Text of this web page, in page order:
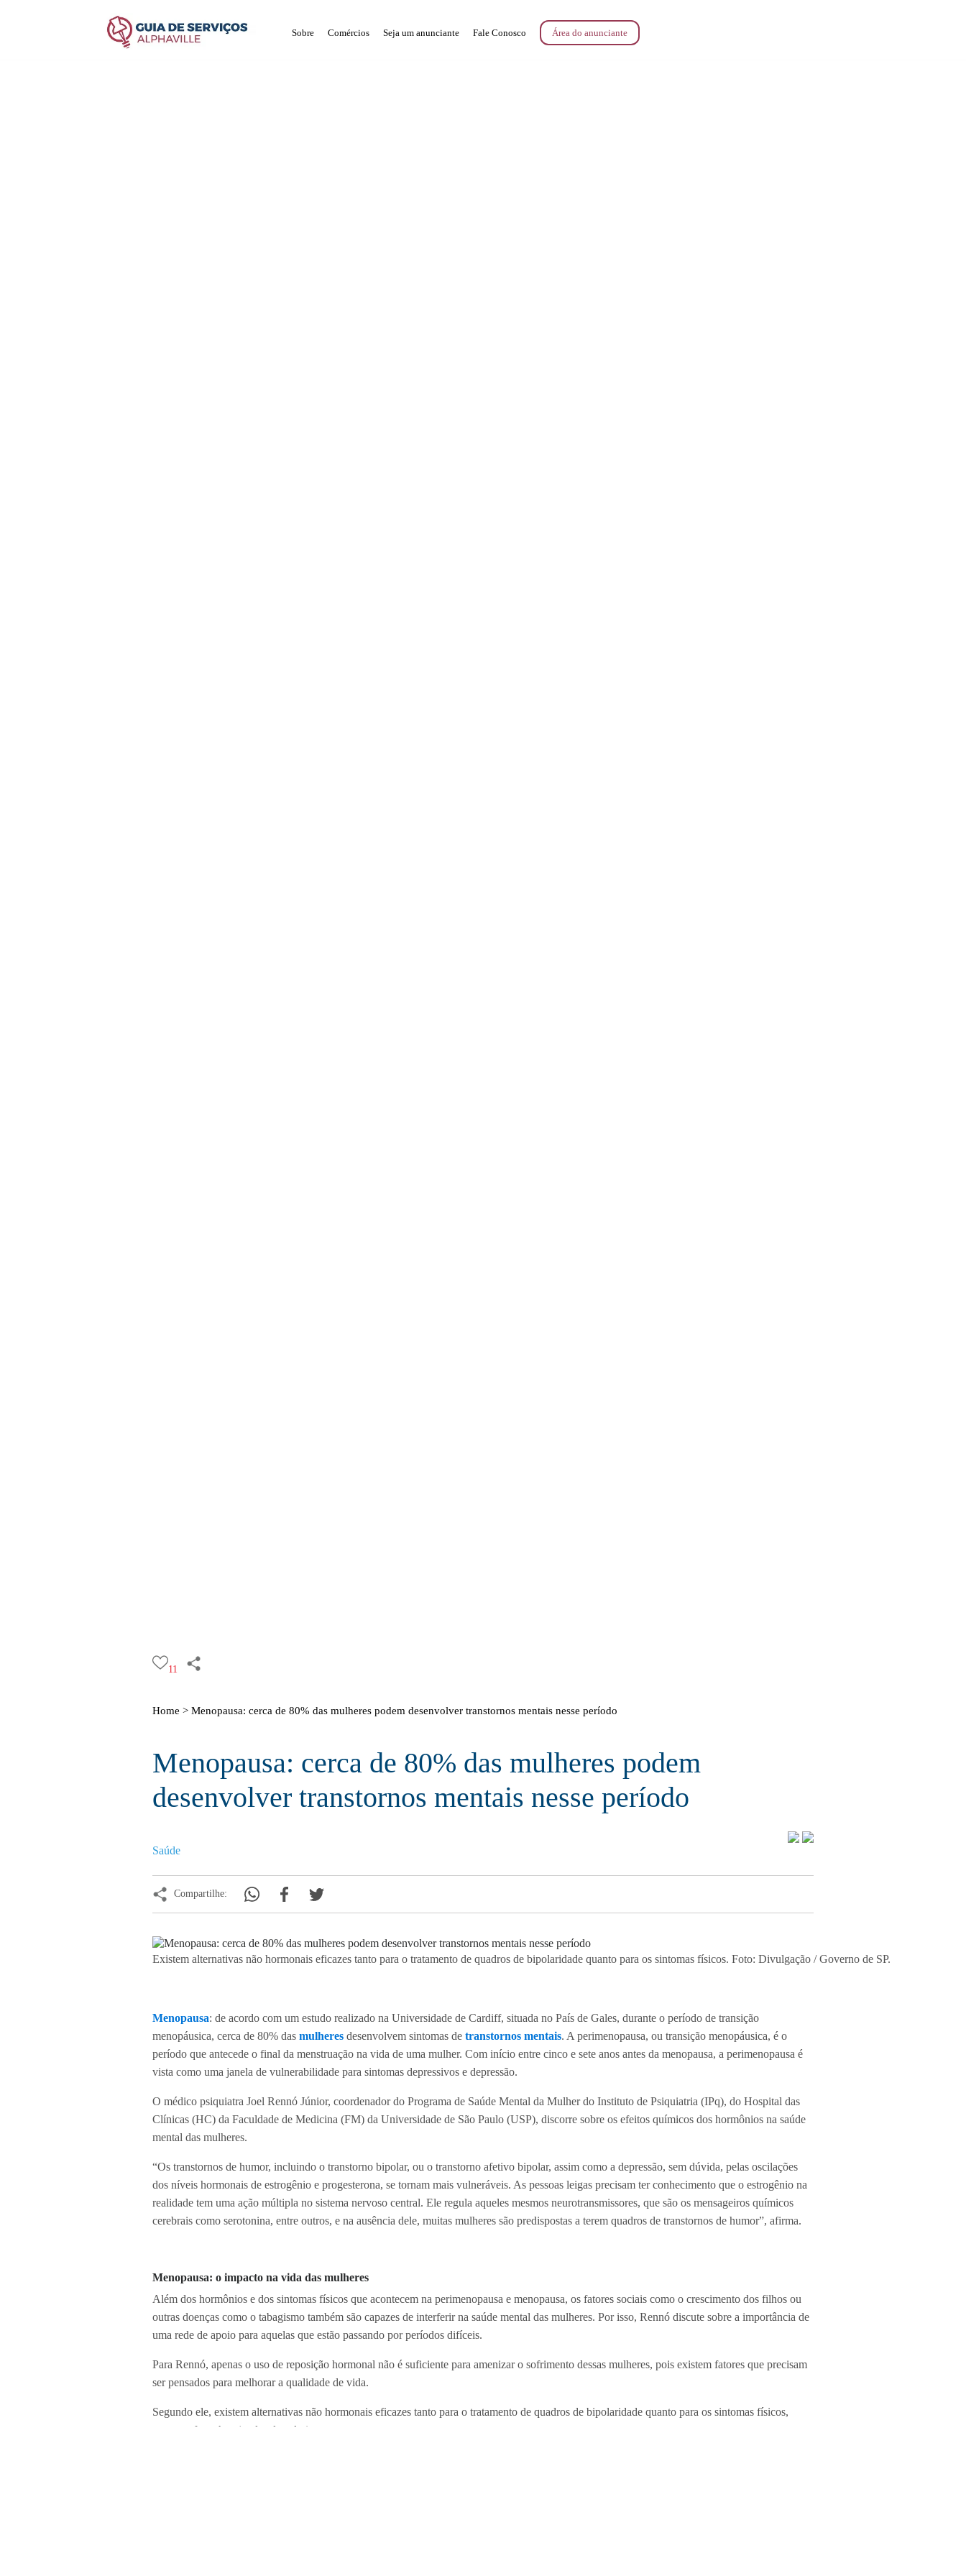
Sobre Comércios Seja um anunciante Fale Conosco Área do anunciante
11
Home > Menopausa: cerca de 80% das mulheres podem desenvolver transtornos mentais nesse período
Menopausa: cerca de 80% das mulheres podem
desenvolver transtornos mentais nesse período
Saúde
Compartilhe:
Existem alternativas não hormonais eficazes tanto para o tratamento de quadros de bipolaridade quanto para os sintomas físicos. Foto: Divulgação / Governo de SP.
Menopausa: de acordo com um estudo realizado na Universidade de Cardiff, situada no País de Gales, durante o período de transição
menopáusica, cerca de 80% das mulheres desenvolvem sintomas de transtornos mentais. A perimenopausa, ou transição menopáusica, é o
período que antecede o final da menstruação na vida de uma mulher. Com início entre cinco e sete anos antes da menopausa, a perimenopausa é
vista como uma janela de vulnerabilidade para sintomas depressivos e depressão.
O médico psiquiatra Joel Rennó Júnior, coordenador do Programa de Saúde Mental da Mulher do Instituto de Psiquiatria (IPq), do Hospital das
Clínicas (HC) da Faculdade de Medicina (FM) da Universidade de São Paulo (USP), discorre sobre os efeitos químicos dos hormônios na saúde
mental das mulheres.
“Os transtornos de humor, incluindo o transtorno bipolar, ou o transtorno afetivo bipolar, assim como a depressão, sem dúvida, pelas oscilações
dos níveis hormonais de estrogênio e progesterona, se tornam mais vulneráveis. As pessoas leigas precisam ter conhecimento que o estrogênio na
realidade tem uma ação múltipla no sistema nervoso central. Ele regula aqueles mesmos neurotransmissores, que são os mensageiros químicos
cerebrais como serotonina, entre outros, e na ausência dele, muitas mulheres são predispostas a terem quadros de transtornos de humor”, afirma.
Menopausa: o impacto na vida das mulheres
Além dos hormônios e dos sintomas físicos que acontecem na perimenopausa e menopausa, os fatores sociais como o crescimento dos filhos ou
outras doenças como o tabagismo também são capazes de interferir na saúde mental das mulheres. Por isso, Rennó discute sobre a importância de
uma rede de apoio para aquelas que estão passando por períodos difíceis.
Para Rennó, apenas o uso de reposição hormonal não é suficiente para amenizar o sofrimento dessas mulheres, pois existem fatores que precisam
ser pensados para melhorar a qualidade de vida.
Segundo ele, existem alternativas não hormonais eficazes tanto para o tratamento de quadros de bipolaridade quanto para os sintomas físicos,
como os fogachos (ondas de calor).